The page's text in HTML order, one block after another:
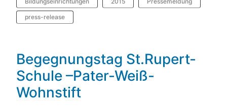
press-release
Begegnungstag St.Rupert-
Schule –Pater-Weiß-
Wohnstift